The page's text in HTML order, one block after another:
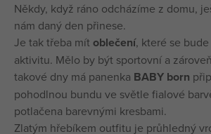
Někdy, když ráno odcházíme z domu,
nám daný den přinese.
Je tak třeba mít oblečení, které se
aktivitu. Mělo by být sportovní a
takové dny má panenka BABY born
pohodlnou bundu ve světle fialové
potlačena barevnými kresbami.
Zlatým hřebíkem outfitu je průhledný